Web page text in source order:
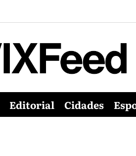
Editorial Cidades